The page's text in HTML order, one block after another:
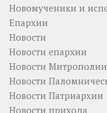
Новомученики и
Епархии
Новости
Новости епархии
Новости Митрополии
Новости
Новости Патриархии
Новости прихода